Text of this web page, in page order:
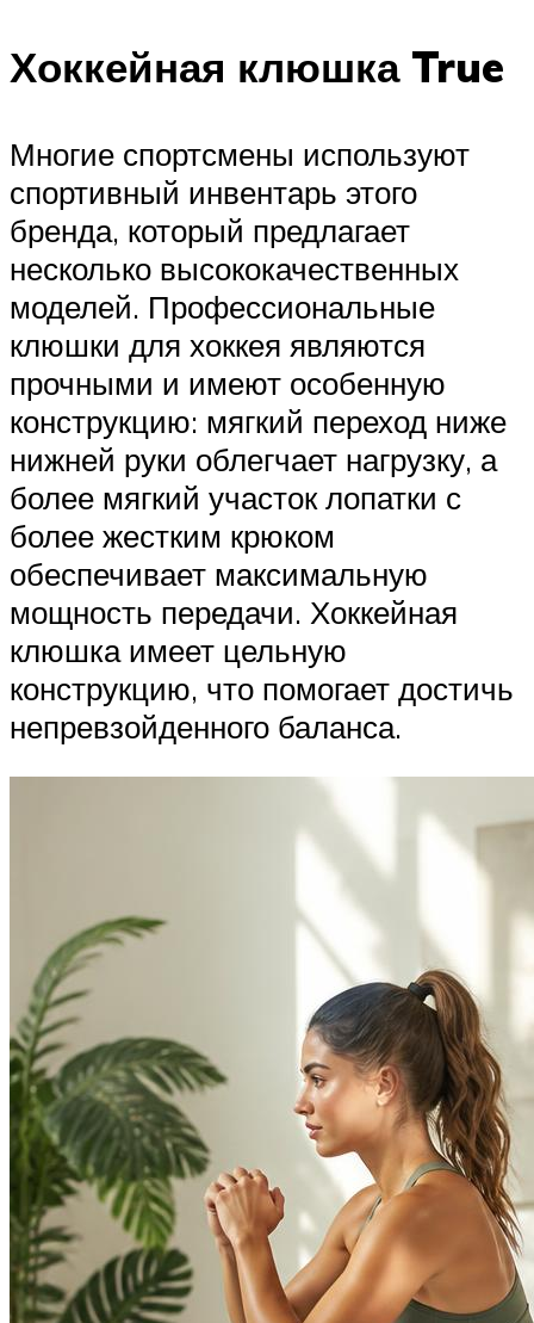
Хоккейная клюшка True
Многие спортсмены используют
спортивный инвентарь этого
бренда, который предлагает
несколько высококачественных
моделей. Профессиональные
клюшки для хоккея являются
прочными и имеют особенную
конструкцию: мягкий переход ниже
нижней руки облегчает нагрузку, а
более мягкий участок лопатки с
более жестким крюком
обеспечивает максимальную
мощность передачи. Хоккейная
клюшка имеет цельную
конструкцию, что помогает достичь
непревзойденного баланса.